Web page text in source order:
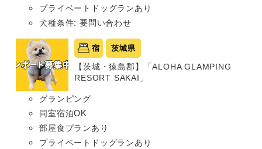
プライベートドッグランあり
犬種条件: 要問い合わせ
宿 茨城県
【茨城・猿島郡】「ALOHA GLAMPING
RESORT SAKAI」
グランピング
同室宿泊OK
部屋食プランあり
プライベートドッグランあり